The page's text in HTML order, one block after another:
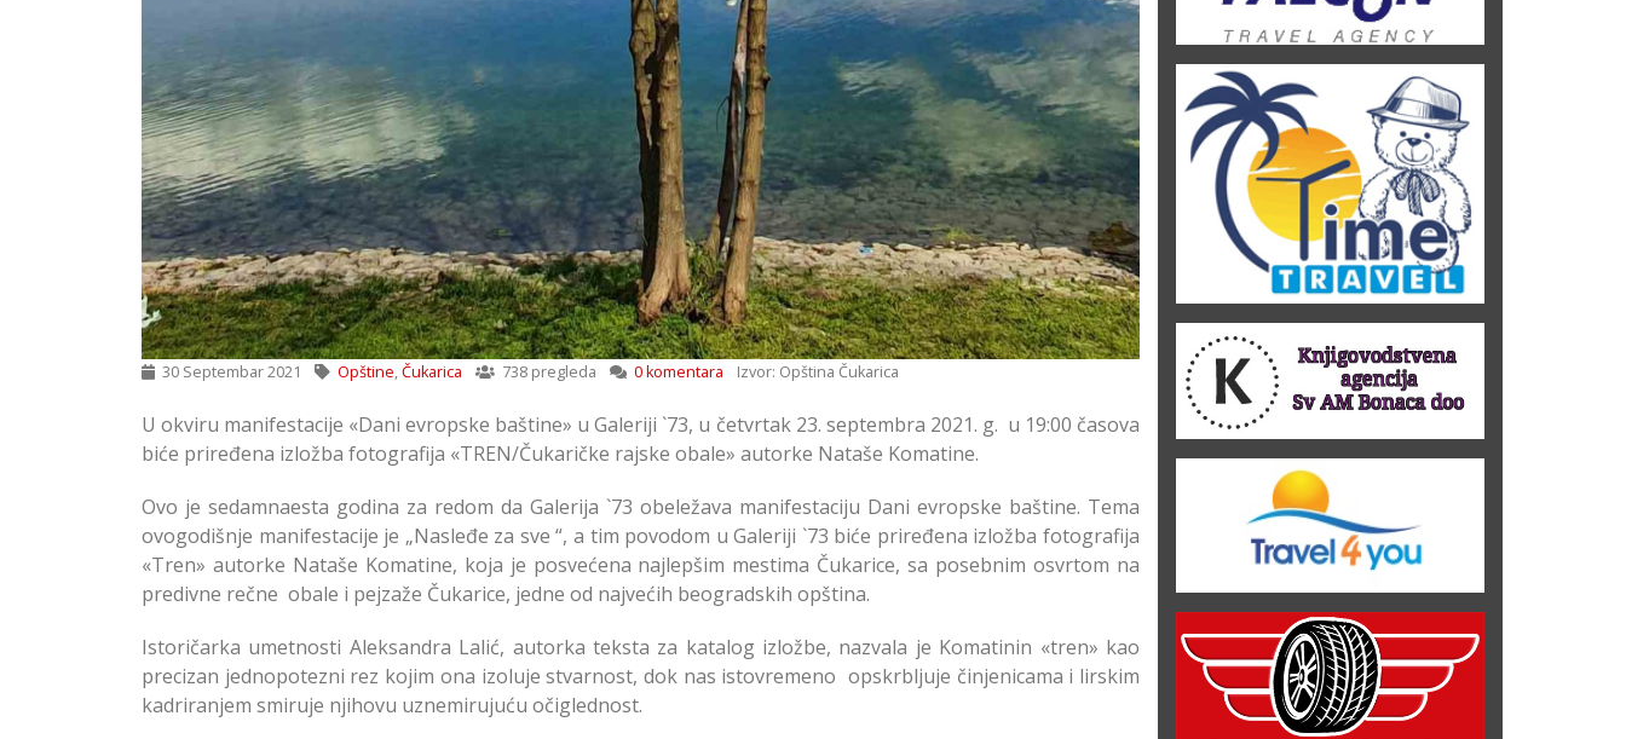
30 Septembar 2021 Opštine,Čukarica 738 pregleda 0 komentara Izvor: Opština Čukarica
U okviru manifestacije «Dani evropske baštine» u Galeriji `73, u četvrtak 23. septembra 2021. g. u 19:00 časova
biće priređena izložba fotografija «TREN/Čukaričke rajske obale» autorke Nataše Komatine.
Ovo je sedamnaesta godina za redom da Galerija `73 obeležava manifestaciju Dani evropske baštine. Tema
ovogodišnje manifestacije je „Nasleđe za sve “, a tim povodom u Galeriji `73 biće priređena izložba fotografija
«Tren» autorke Nataše Komatine, koja je posvećena najlepšim mestima Čukarice, sa posebnim osvrtom na
predivne rečne obale i pejzaže Čukarice, jedne od najvećih beogradskih opština.
Istoričarka umetnosti Aleksandra Lalić, autorka teksta za katalog izložbe, nazvala je Komatinin «tren» kao
precizan jednopotezni rez kojim ona izoluje stvarnost, dok nas istovremeno opskrbljuje činjenicama i lirskim
kadriranjem smiruje njihovu uznemirujuću očiglednost.